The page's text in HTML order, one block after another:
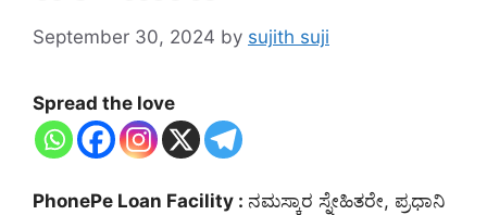
September 30, 2024 by sujith suji
Spread the love
PhonePe Loan Facility : ನಮಸ್ಕಾರ ಸ್ನೇಹಿತರೇ, ಪ್ರಧಾನಿ